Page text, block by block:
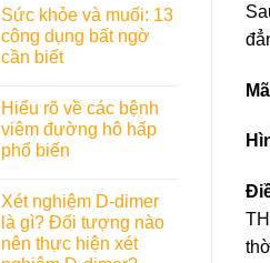
Sức khỏe và muối: 13
công dụng bất ngờ
cần biết
Hiểu rõ về các bệnh
viêm đường hô hấp
phổ biến
Xét nghiệm D-dimer
là gì? Đối tượng nào
nên thực hiện xét